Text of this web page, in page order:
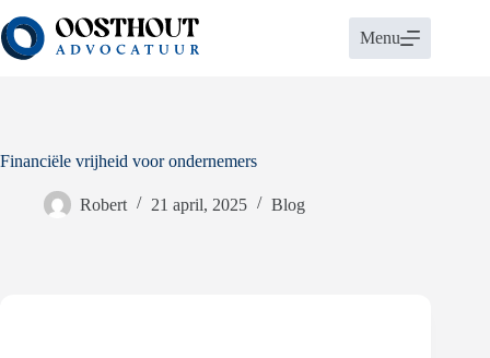
naar
de
Menu
Financiële vrijheid voor ondernemers
Robert 21 april, 2025 Blog